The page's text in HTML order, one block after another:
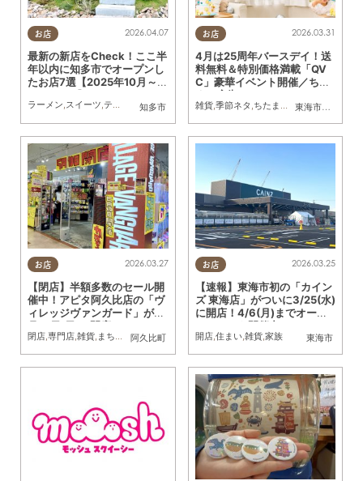
お店
知多市
2026.04.07
最新の新店をCheck！ここ半
年以内に知多市でオープンし
たお店7選【2025年10月～2
ラーメン,スイーツ,テイクアウト ,開店 ビューティー,ダイエット 健康,雑貨,
お店
東海市
,大府市
2026.03.31
4月は25周年バースデイ！送
料無料＆特別価格満載「QV
C」豪華イベント開催／ちた
まる広告
雑貨,季節ネタ ,ちたまる広告 ,おひとりさま
お店
阿久比町
2026.03.27
【閉店】半額多数のセール開
催中！アピタ阿久比店の「ヴ
ィレッジヴァンガード」が5
月10日(日)に閉店へ
閉店 専門店 雑貨 まちネタ
お店
東海市
2026.03.25
【速報】東海市初の「カイン
ズ 東海店」がついに3/25(水)
に開店！4/6(月)までオープ
ンセールも開催中
開店, 住まい, 雑貨, 家族